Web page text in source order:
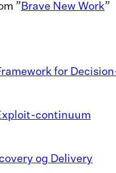
” Brave New Work”
for
continuum
og Delivery